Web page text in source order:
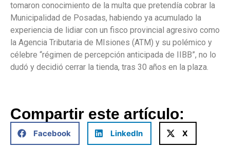
tomaron conocimiento de la multa que pretendía cobrar la
Municipalidad de Posadas, habiendo ya acumulado la
experiencia de lidiar con un fisco provincial agresivo como
la Agencia Tributaria de MIsiones (ATM) y su polémico y
célebre “régimen de percepción anticipada de IIBB”, no lo
dudó y decidió cerrar la tienda, tras 30 años en la plaza.
Compartir este artículo:
Facebook LinkedIn X